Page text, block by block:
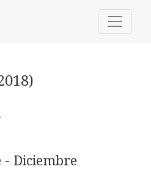
- Diciembre